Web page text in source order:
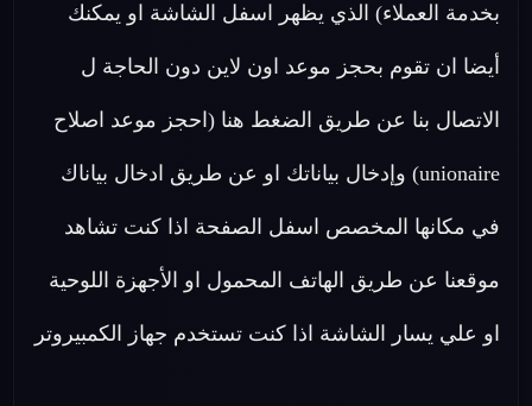
بخدمة العملاء) الذي يظهر اسفل الشاشة او يمكنك
أيضا ان تقوم بحجز موعد اون لاين دون الحاجة ل
الاتصال بنا عن طريق الضغط هنا (احجز موعد اصلاح
unionaire) وإدخال بياناتك او عن طريق ادخال بياناك
في مكانها المخصص اسفل الصفحة اذا كنت تشاهد
موقعنا عن طريق الهاتف المحمول او الأجهزة اللوحية
او علي يسار الشاشة اذا كنت تستخدم جهاز الكمبيروتر